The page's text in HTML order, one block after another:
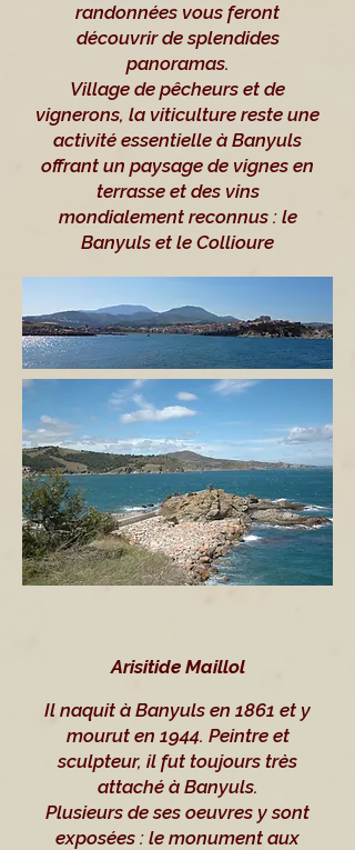
randonnées vous feront
découvrir de splendides
panoramas.
Village de pêcheurs et de
vignerons, la viticulture reste une
activité essentielle à Banyuls
offrant un paysage de vignes en
terrasse et des vins
mondialement reconnus : le
Banyuls et le Collioure
Arisitide Maillol
Il naquit à Banyuls en 1861 et y
mourut en 1944. Peintre et
sculpteur, il fut toujours très
attaché à Banyuls.
Plusieurs de ses oeuvres y sont
exposées : le monument aux